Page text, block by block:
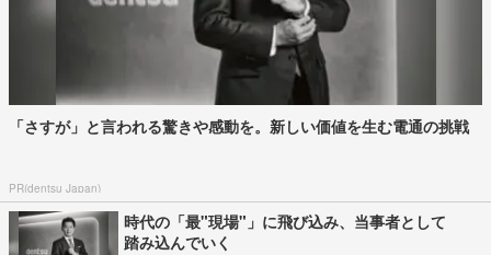
「さすが」と言われる驚きや感動を。新しい価値を生む電通の挑戦
PR(dentsu Japan)
時代の「最"現場"」に飛び込み、当事者として
踏み込んでいく